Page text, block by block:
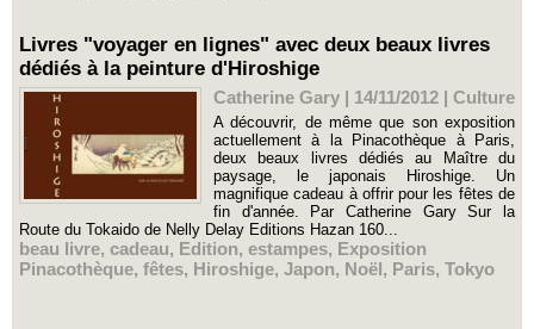
Livres "voyager en lignes" avec deux beaux livres
dédiés à la peinture d'Hiroshige
Catherine Gary | 14/11/2012 | Culture
A découvrir, de même que son exposition
actuellement à la Pinacothèque à Paris,
deux beaux livres dédiés au Maître du
paysage, le japonais Hiroshige. Un
magnifique cadeau à offrir pour les fêtes de
fin d'année. Par Catherine Gary Sur la
Route du Tokaido de Nelly Delay Editions Hazan 160...
beau livre, cadeau, Edition, estampes, Exposition
Pinacothèque, fêtes, Hiroshige, Japon, Noël, Paris, Tokyo